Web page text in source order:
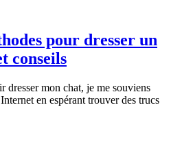
pour dresser un
conseils
dresser mon chat, je me souviens
en espérant trouver des trucs